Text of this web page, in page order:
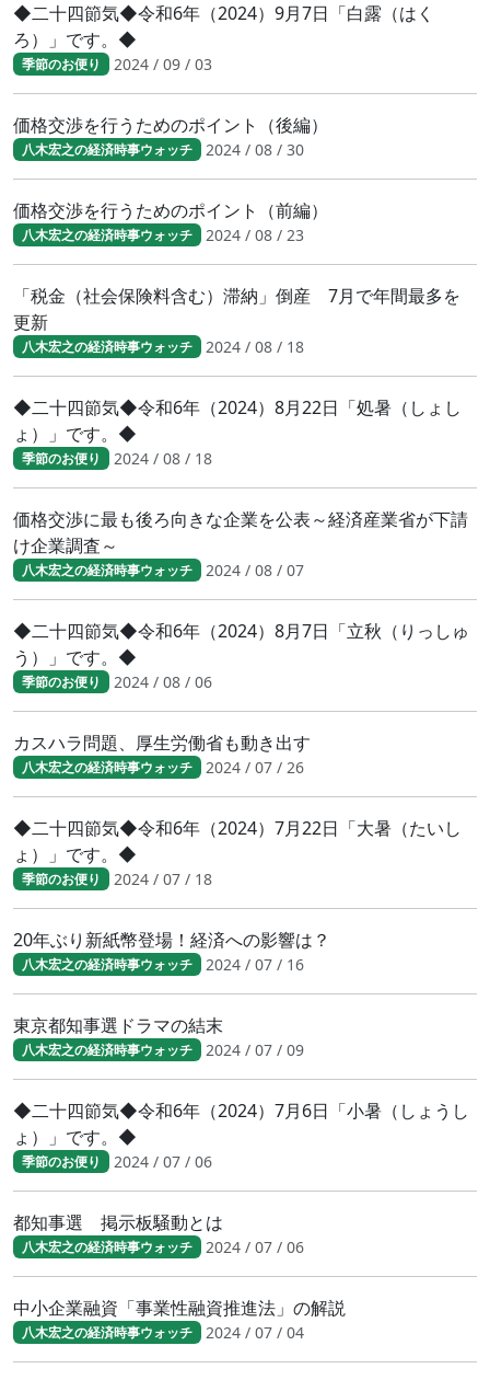
◆二十四節気◆令和6年（2024）9月7日「白露（はく
ろ）」です。◆
季節のお便り 2024 / 09 / 03
価格交渉を行うためのポイント（後編）
八木宏之の経済時事ウォッチ 2024 / 08 / 30
価格交渉を行うためのポイント（前編）
八木宏之の経済時事ウォッチ 2024 / 08 / 23
「税金（社会保険料含む）滞納」倒産 7月で年間最多を
更新
八木宏之の経済時事ウォッチ 2024 / 08 / 18
◆二十四節気◆令和6年（2024）8月22日「処暑（しょし
ょ）」です。◆
季節のお便り 2024 / 08 / 18
価格交渉に最も後ろ向きな企業を公表～経済産業省が下請
け企業調査～
八木宏之の経済時事ウォッチ 2024 / 08 / 07
◆二十四節気◆令和6年（2024）8月7日「立秋（りっしゅ
う）」です。◆
季節のお便り 2024 / 08 / 06
カスハラ問題、厚生労働省も動き出す
八木宏之の経済時事ウォッチ 2024 / 07 / 26
◆二十四節気◆令和6年（2024）7月22日「大暑（たいし
ょ）」です。◆
季節のお便り 2024 / 07 / 18
20年ぶり新紙幣登場！経済への影響は？
八木宏之の経済時事ウォッチ 2024 / 07 / 16
東京都知事選ドラマの結末
八木宏之の経済時事ウォッチ 2024 / 07 / 09
◆二十四節気◆令和6年（2024）7月6日「小暑（しょうし
ょ）」です。◆
季節のお便り 2024 / 07 / 06
都知事選 掲示板騒動とは
八木宏之の経済時事ウォッチ 2024 / 07 / 06
中小企業融資「事業性融資推進法」の解説
八木宏之の経済時事ウォッチ 2024 / 07 / 04